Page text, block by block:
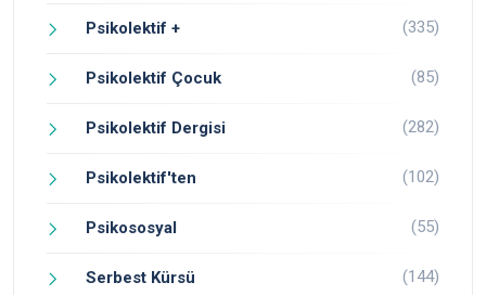
Psikolektif + (335)
Psikolektif Çocuk (85)
Psikolektif Dergisi (282)
Psikolektif'ten (102)
Psikososyal (55)
Serbest Kürsü (144)